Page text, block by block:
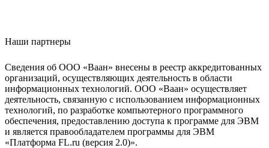
Наши партнеры
Сведения об ООО «Ваан» внесены в реестр аккредитованных
организаций, осуществляющих деятельность в области
информационных технологий. ООО «Ваан» осуществляет
деятельность, связанную с использованием информационных
технологий, по разработке компьютерного программного
обеспечения, предоставлению доступа к программе для ЭВМ
и является правообладателем программы для ЭВМ
«Платформа FL.ru (версия 2.0)».